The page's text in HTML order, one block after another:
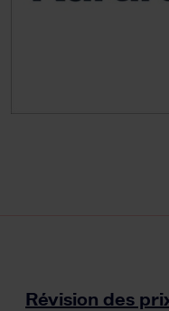
Révision des